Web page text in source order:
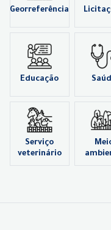
Georreferência
Educação
Serviço
veterinário